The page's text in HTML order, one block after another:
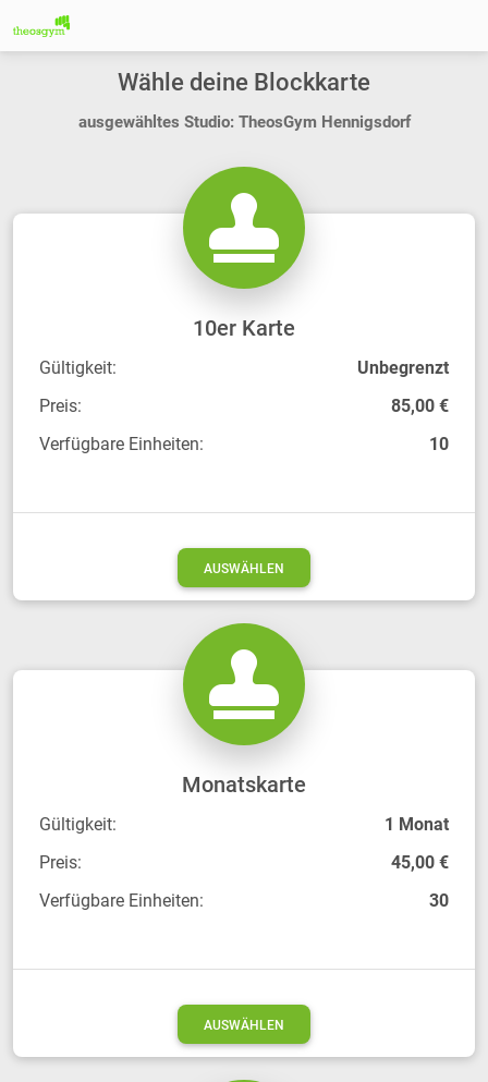
Wähle deine Blockkarte
ausgewähltes Studio: TheosGym Hennigsdorf
10er Karte
Gültigkeit:
Unbegrenzt
Preis:
85,00 €
Verfügbare Einheiten:
10
AUSWÄHLEN
Monatskarte
Gültigkeit:
1 Monat
Preis:
45,00 €
Verfügbare Einheiten:
30
AUSWÄHLEN